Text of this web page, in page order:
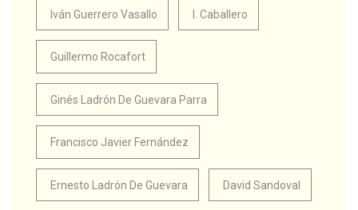
Iván Guerrero Vasallo I. Caballero
Guillermo Rocafort
Ginés Ladrón De Guevara Parra
Francisco Javier Fernández
Ernesto Ladrón De Guevara David Sandoval